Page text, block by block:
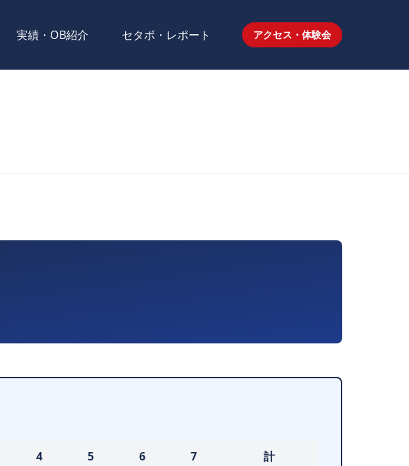
実績・OB紹介 セタボ・レポート アクセス・体験会
4 5 6 7 計